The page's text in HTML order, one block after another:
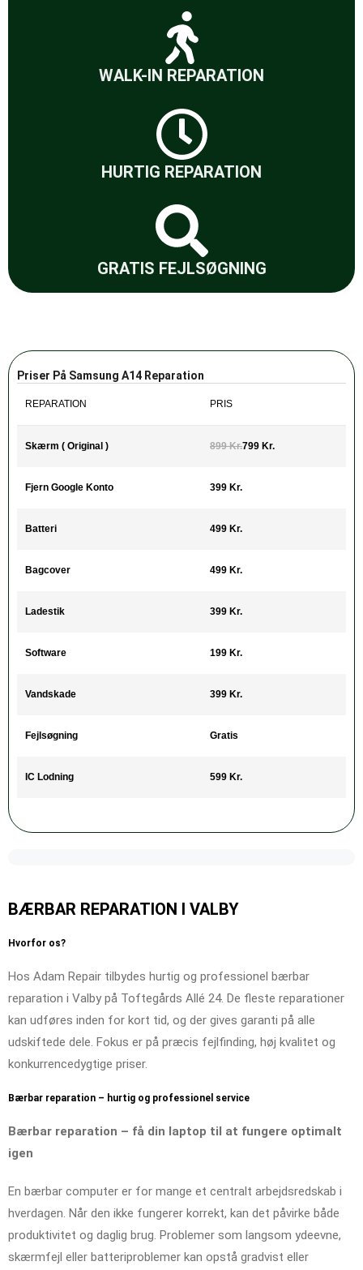
WALK-IN REPARATION
HURTIG REPARATION
GRATIS FEJLSØGNING
Priser På Samsung A14 Reparation
REPARATION PRIS
Skærm ( Original ) 899 Kr.799 Kr.
Fjern Google Konto 399 Kr.
Batteri 499 Kr.
Bagcover 499 Kr.
Ladestik 399 Kr.
Software 199 Kr.
Vandskade 399 Kr.
Fejlsøgning Gratis
IC Lodning 599 Kr.
BÆRBAR REPARATION I VALBY
Hvorfor os?
Hos Adam Repair tilbydes hurtig og professionel bærbar
reparation i Valby på Toftegårds Allé 24. De fleste reparationer
kan udføres inden for kort tid, og der gives garanti på alle
udskiftede dele. Fokus er på præcis fejlfinding, høj kvalitet og
konkurrencedygtige priser.
Bærbar reparation – hurtig og professionel service
Bærbar reparation – få din laptop til at fungere optimalt
igen
En bærbar computer er for mange et centralt arbejdsredskab i
hverdagen. Når den ikke fungerer korrekt, kan det påvirke både
produktivitet og daglig brug. Problemer som langsom ydeevne,
skærmfejl eller batteriproblemer kan opstå gradvist eller